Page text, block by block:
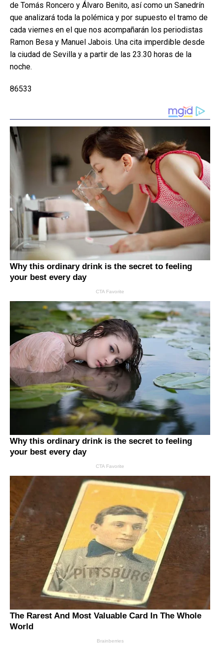
de Tomás Roncero y Álvaro Benito, así como un Sanedrín
que analizará toda la polémica y por supuesto el tramo de
cada viernes en el que nos acompañarán los periodistas
Ramon Besa y Manuel Jabois. Una cita imperdible desde
la ciudad de Sevilla y a partir de las 23.30 horas de la
noche.
86533